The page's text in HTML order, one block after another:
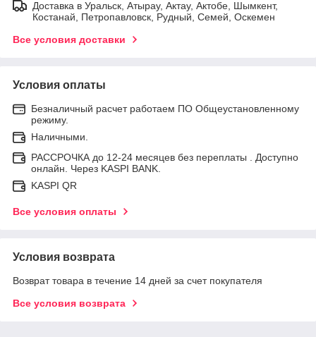
Доставка в Уральск, Атырау, Актау, Актобе, Шымкент,
Костанай, Петропавловск, Рудный, Семей, Оскемен
Все условия доставки
Условия оплаты
Безналичный расчет работаем ПО Общеустановленному
режиму.
Наличными.
РАССРОЧКА до 12-24 месяцев без переплаты . Доступно
онлайн. Через KASPI BANK.
KASPI QR
Все условия оплаты
Условия возврата
Возврат товара в течение 14 дней за счет покупателя
Все условия возврата